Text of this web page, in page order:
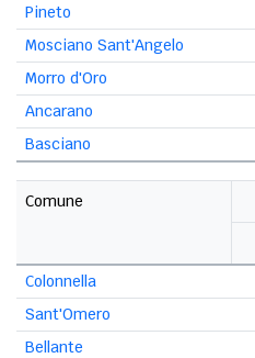
Pineto
Mosciano Sant'Angelo
Morro d'Oro
Ancarano
Basciano
Comune
Colonnella
Sant'Omero
Bellante